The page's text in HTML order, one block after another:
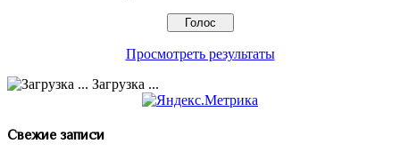
Просмотреть результаты
Загрузка ...
Свежие записи